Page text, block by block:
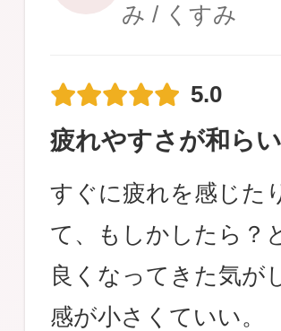
み / くすみ
5.0
疲れやすさが和ら
すぐに疲れを感じた
て、もしかしたら？
良くなってきた気が
感が小さくていい。